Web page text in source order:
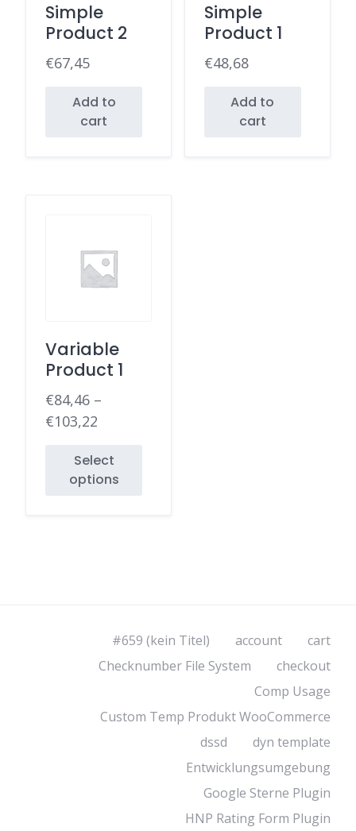
Simple
Product 2
€67,45
Add to
cart
Simple
Product 1
€48,68
Add to
cart
Variable
Product 1
€84,46 –
€103,22
Select
options
#659 (kein Titel) account
cart
Checknumber File System
checkout
Comp Usage
Custom Temp Produkt WooCommerce
dssd
dyn template
Entwicklungsumgebung
Google Sterne Plugin
HNP Rating Form Plugin